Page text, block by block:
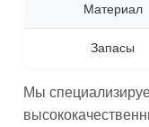
Материал
Запасы
Мы